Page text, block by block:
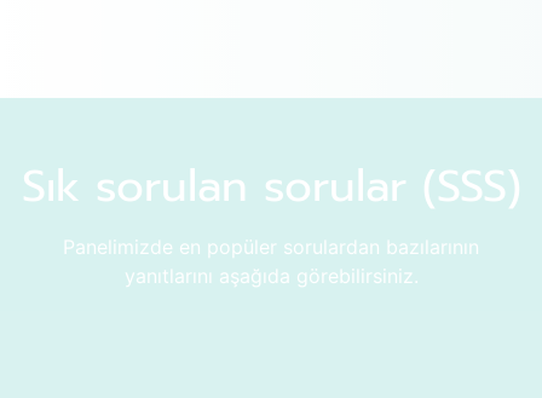
Sık sorulan sorular (SSS)
Panelimizde en popüler sorulardan bazılarının
yanıtlarını aşağıda görebilirsiniz.